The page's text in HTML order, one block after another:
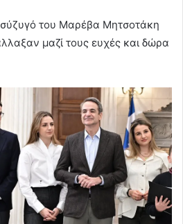
του Μαρέβα Μητσοτάκη
μαζί τους ευχές και δώρα